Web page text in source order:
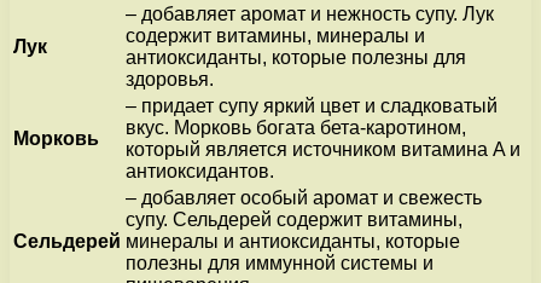
Лук
– добавляет аромат и нежность супу. Лук
содержит витамины, минералы и
антиоксиданты, которые полезны для
здоровья.
Морковь
– придает супу яркий цвет и сладковатый
вкус. Морковь богата бета-каротином,
который является источником витамина A и
антиоксидантов.
Сельдерей
– добавляет особый аромат и свежесть
супу. Сельдерей содержит витамины,
минералы и антиоксиданты, которые
полезны для иммунной системы и